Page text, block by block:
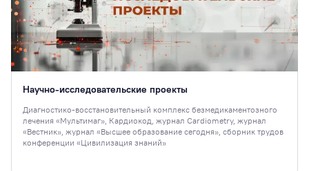
Научно-исследовательские проекты
Диагностико-восстановительный комплекс безмедикаментозного
лечения «Мультимаг», Кардиокод, журнал Cardiometry, журнал
«Вестник», журнал «Высшее образование сегодня», сборник трудов
конференции «Цивилизация знаний»